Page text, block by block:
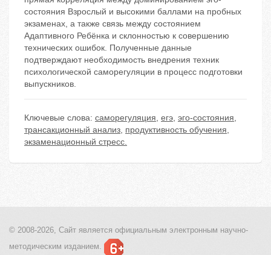
состояния Взрослый и высокими баллами на пробных
экзаменах, а также связь между состоянием
Адаптивного Ребёнка и склонностью к совершению
технических ошибок. Полученные данные
подтверждают необходимость внедрения техник
психологической саморегуляции в процесс подготовки
выпускников.
Ключевые слова: саморегуляция, егэ, эго-состояния,
трансакционный анализ, продуктивность обучения,
экзаменационный стресс.
© 2008-2026, Сайт является официальным электронным научно-
методическим изданием.